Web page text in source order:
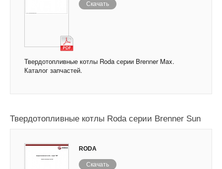
Скачать
Твердотопливные котлы Roda серии Brenner Max.
Каталог запчастей.
Твердотопливные котлы Roda серии Brenner Sun
RODA
Скачать